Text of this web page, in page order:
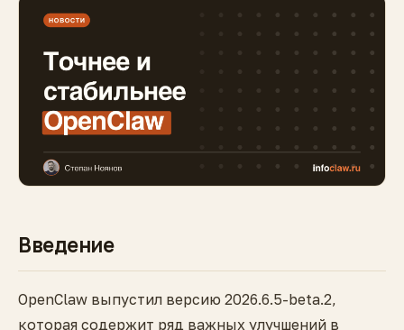
Введение
OpenClaw выпустил версию 2026.6.5-beta.2,
которая содержит ряд важных улучшений в